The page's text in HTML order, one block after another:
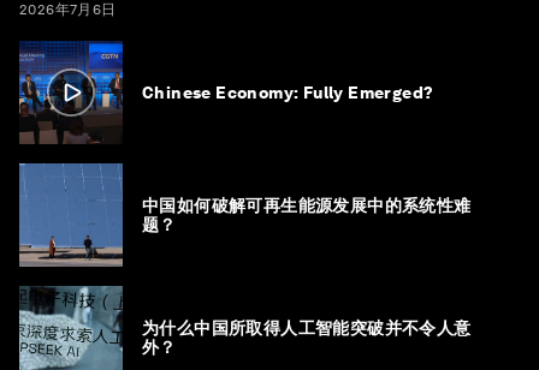
2026年7月6日
Chinese Economy: Fully Emerged?
中国如何破解可再生能源发展中的系统性难
题？
为什么中国所取得人工智能突破并不令人意
外？